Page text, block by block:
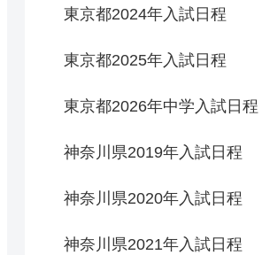
東京都2024年入試日程
東京都2025年入試日程
東京都2026年中学入試日程
神奈川県2019年入試日程
神奈川県2020年入試日程
神奈川県2021年入試日程